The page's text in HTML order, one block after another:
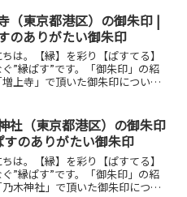
（東京都港区）の御朱印 |
のありがたい御朱印
は。【縁】を彩り【ぱすてる】
”縁ぱす”です。「御朱印」の紹
上寺」で頂いた御朱印について
印（しゅいん）は、主に日本の
社において...
社（東京都港区）の御朱印
すのありがたい御朱印
は。【縁】を彩り【ぱすてる】
”縁ぱす”です。「御朱印」の紹
木神社」で頂いた御朱印につい